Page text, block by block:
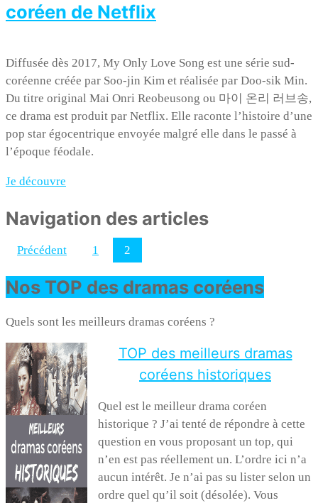
coréen de Netflix
Diffusée dès 2017, My Only Love Song est une série sud-
coréenne créée par Soo-jin Kim et réalisée par Doo-sik Min.
Du titre original Mai Onri Reobeusong ou 마이 온리 러브송,
ce drama est produit par Netflix. Elle raconte l’histoire d’une
pop star égocentrique envoyée malgré elle dans le passé à
l’époque féodale.
Je découvre
Navigation des articles
Précédent 1 2
Nos TOP des dramas coréens
Quels sont les meilleurs dramas coréens ?
TOP des meilleurs dramas
coréens historiques
Quel est le meilleur drama coréen
historique ? J’ai tenté de répondre à cette
question en vous proposant un top, qui
n’en est pas réellement un. L’ordre ici n’a
aucun intérêt. Je n’ai pas su lister selon un
ordre quel qu’il soit (désolée). Vous